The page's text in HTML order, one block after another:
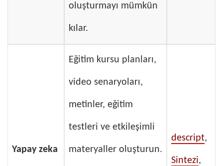
oluşturmayı mümkün
kılar.
Yapay zeka
Eğitim kursu planları,
video senaryoları,
metinler, eğitim
testleri ve etkileşimli
materyaller oluşturun.
descript,
Sintezi,